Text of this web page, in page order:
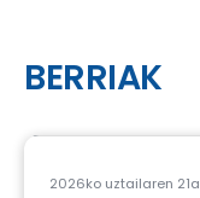
BERRIAK
2026ko uztailaren 21a